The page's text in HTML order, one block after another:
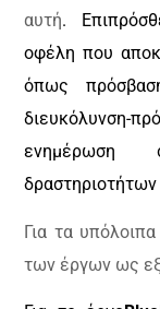
αυτή.
οφέλη που
όπως
διευκόλυνση-
ενημέρωση
Για τα
των έργων ως